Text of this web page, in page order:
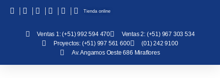
Ventas 1: (+51) 992 594 470
Ventas 2: (+51) 967 303 534
Proyectos: (+51) 997 561 600
(01) 242 9100
Av. Angamos Oeste 686 Miraflores
Tienda online